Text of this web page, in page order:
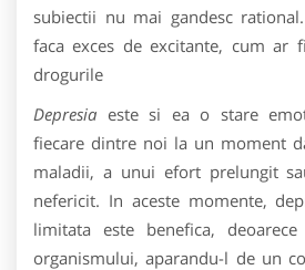
subiectii nu mai gandesc
faca exces de excitante, cum ar
drogurile
Depresia este si ea o stare
fiecare dintre noi la un moment
maladii, a unui efort prelungit
nefericit. In aceste momente,
limitata este benefica,
organismului, aparandu-l de un